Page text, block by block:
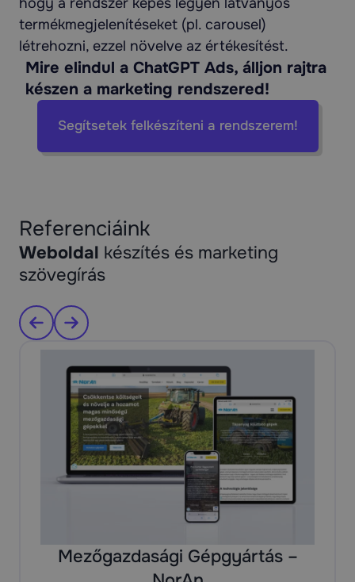
termékmegjelenítéseket (pl. carousel)
létrehozni, ezzel növelve az értékesítést.
Mire elindul a ChatGPT Ads, álljon rajtra
készen a marketing rendszered!
Segítsetek felkészíteni a rendszerem!
Referenciáink
Weboldal készítés és marketing
szövegírás
Mezőgazdasági Gépgyártás –